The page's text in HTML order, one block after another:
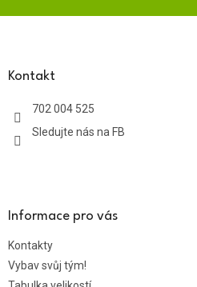
Kontakt
702 004 525
Sledujte nás na FB
Informace pro vás
Kontakty
Vybav svůj tým!